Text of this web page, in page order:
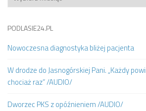
PODLASIE24.PL
Nowoczesna diagnostyka bliżej pacjenta
W drodze do Jasnogórskiej Pani. „Każdy
chociaż raz” /AUDIO/
Dworzec PKS z opóźnieniem /AUDIO/